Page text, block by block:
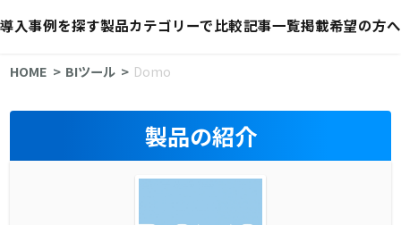
導入事例を探す製品カテゴリーで比較記事一覧掲載希望の方へ
HOME BIツール Domo
製品の紹介